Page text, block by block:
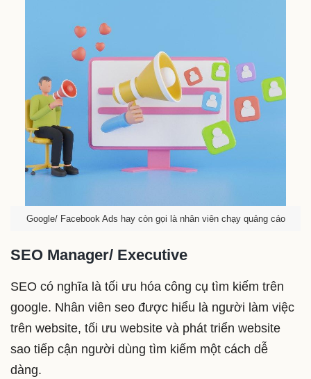
Google/ Facebook Ads hay còn gọi là nhân viên chạy quảng cáo
SEO Manager/ Executive
SEO có nghĩa là tối ưu hóa công cụ tìm kiếm trên
google. Nhân viên seo được hiểu là người làm việc
trên website, tối ưu website và phát triển website
sao tiếp cận người dùng tìm kiếm một cách dễ
dàng.